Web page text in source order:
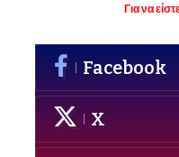
Για να
Facebook
X